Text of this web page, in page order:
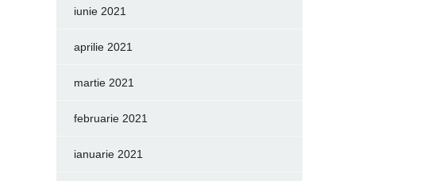
iunie 2021
aprilie 2021
martie 2021
februarie 2021
ianuarie 2021